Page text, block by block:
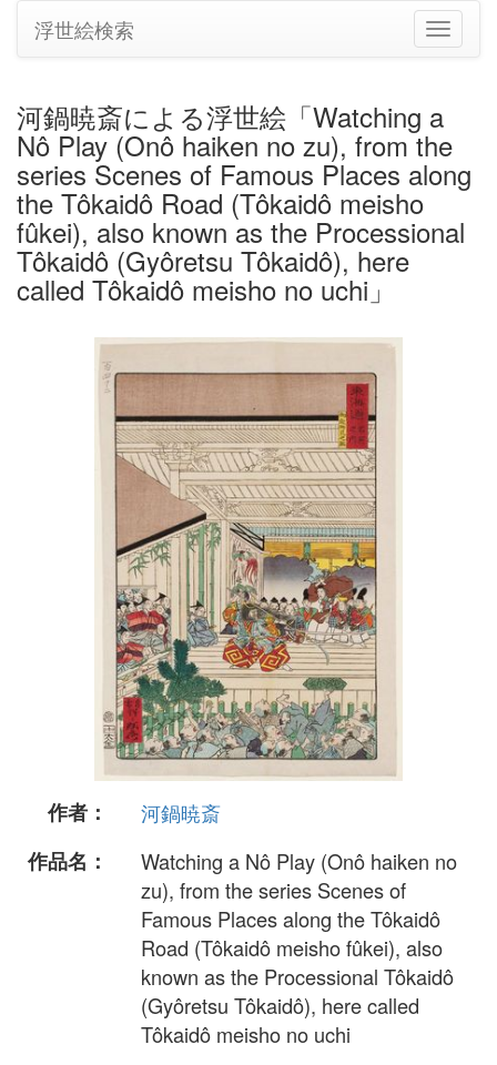
ナ
ビ
シ
ョ
の
り
浮世絵検索
河鍋暁斎による浮世絵「Watching a
Nô Play (Onô haiken no zu), from the
series Scenes of Famous Places along
the Tôkaidô Road (Tôkaidô meisho
fûkei), also known as the Processional
Tôkaidô (Gyôretsu Tôkaidô), here
called Tôkaidô meisho no uchi」
作者：
河鍋暁斎
作品名：
Watching a Nô Play (Onô haiken no
zu), from the series Scenes of
Famous Places along the Tôkaidô
Road (Tôkaidô meisho fûkei), also
known as the Processional Tôkaidô
(Gyôretsu Tôkaidô), here called
Tôkaidô meisho no uchi